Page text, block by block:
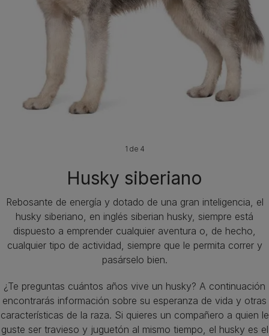
Husky siberiano
Rebosante de energía y dotado de una gran inteligencia, el
husky siberiano, en inglés siberian husky, siempre está
dispuesto a emprender cualquier aventura o, de hecho,
cualquier tipo de actividad, siempre que le permita correr y
pasárselo bien.
¿Te preguntas cuántos años vive un husky? A continuación
encontrarás información sobre su esperanza de vida y otras
características de la raza. Si quieres un compañero a quien le
guste ser travieso y juguetón al mismo tiempo, el husky es el
1 de 4